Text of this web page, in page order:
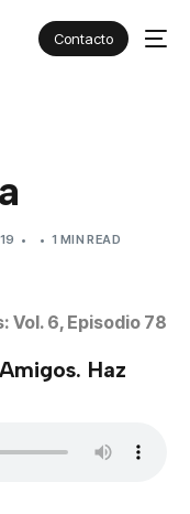
Contacto
1 MIN READ
Vol. 6, Episodio 78
Haz